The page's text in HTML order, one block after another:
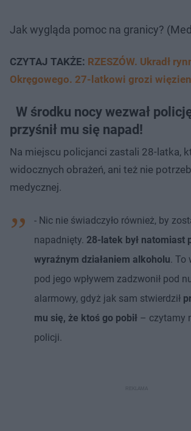
Jak wygląda pomoc na granicy?
CZYTAJ TAKŻE: RZESZÓW. Ukradł
Okręgowego. 27-latkowi grozi
W środku nocy wezwał
przyśnił mu się napad!
Na miejscu policjanci zastali 28-latka,
widocznych obrażeń, ani też nie
medycznej.
- Nic nie świadczyło również, by
napadnięty. 28-latek był natomiast
wyraźnym działaniem alkoholu. To
pod jego wpływem zadzwonił pod
alarmowy, gdyż jak sam stwierdził
mu się, że ktoś go pobił – czytamy
policji.